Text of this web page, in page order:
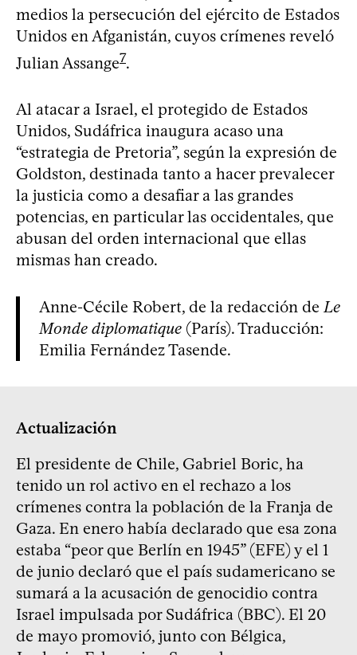
medios la persecución del ejército de Estados
Unidos en Afganistán, cuyos crímenes reveló
Julian Assange7.
Al atacar a Israel, el protegido de Estados
Unidos, Sudáfrica inaugura acaso una
“estrategia de Pretoria”, según la expresión de
Goldston, destinada tanto a hacer prevalecer
la justicia como a desafiar a las grandes
potencias, en particular las occidentales, que
abusan del orden internacional que ellas
mismas han creado.
Anne-Cécile Robert, de la redacción deLe
Monde diplomatique (París). Traducción:
Emilia Fernández Tasende.
Actualización
El presidente de Chile, Gabriel Boric, ha
tenido un rol activo en el rechazo a los
crímenes contra la población de la Franja de
Gaza. En enero había declarado que esa zona
estaba “peor que Berlín en 1945” (EFE) y el 1
de junio declaró que el país sudamericano se
sumará a la acusación de genocidio contra
Israel impulsada por Sudáfrica (BBC). El 20
de mayo promovió, junto con Bélgica,